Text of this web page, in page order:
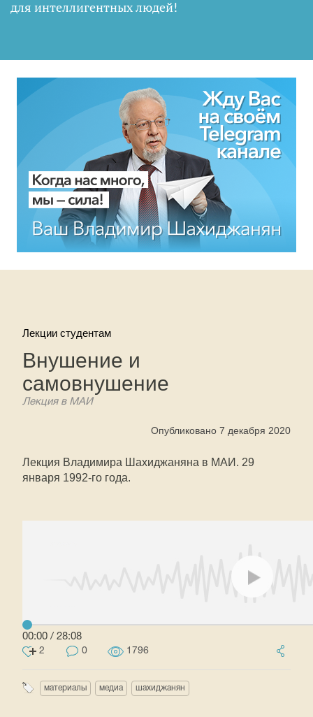
для интеллигентных людей!
Лекции студентам
Внушение и
самовнушение
Лекция в МАИ
Опубликовано 7 декабря 2020
Лекция Владимира Шахиджаняна в МАИ. 29
января 1992-го года.
00:00 / 28:08
2 0 1796
материалы медиа шахиджанян